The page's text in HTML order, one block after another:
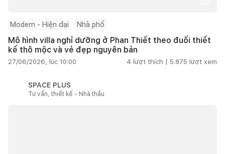
Modern - Hiện đại Nhà phố
Mô hình villa nghỉ dưỡng ở Phan Thiết theo đuổi thiết
kế thô mộc và vẻ đẹp nguyên bản
27/06/2026, lúc 10:00 4 lượt thích | 5.875 lượt xem
SPACE PLUS
Tư vấn, thiết kế - Nhà thầu